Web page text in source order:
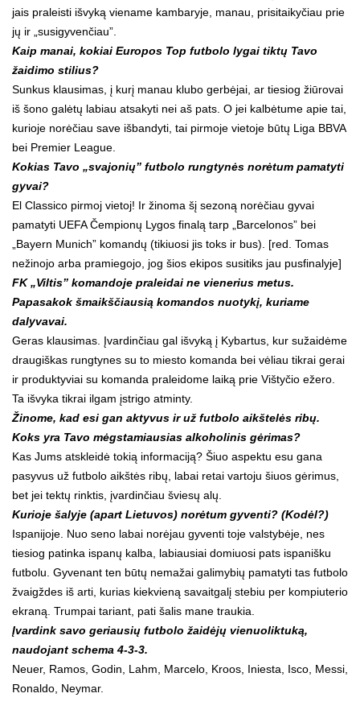
jais praleisti išvyką viename kambaryje, manau, prisitaikyčiau prie
jų ir „susigyvenčiau”.
Kaip manai, kokiai Europos Top futbolo lygai tiktų Tavo
žaidimo stilius?
Sunkus klausimas, į kurį manau klubo gerbėjai, ar tiesiog žiūrovai
iš šono galėtų labiau atsakyti nei aš pats. O jei kalbėtume apie tai,
kurioje norėčiau save išbandyti, tai pirmoje vietoje būtų Liga BBVA
bei Premier League.
Kokias Tavo „svajonių” futbolo rungtynės norėtum pamatyti
gyvai?
El Classico pirmoj vietoj! Ir žinoma šį sezoną norėčiau gyvai
pamatyti UEFA Čempionų Lygos finalą tarp „Barcelonos” bei
„Bayern Munich” komandų (tikiuosi jis toks ir bus). [red. Tomas
nežinojo arba pramiegojo, jog šios ekipos susitiks jau pusfinalyje]
FK „Viltis” komandoje praleidai ne vienerius metus.
Papasakok šmaikščiausią komandos nuotykį, kuriame
dalyvavai.
Geras klausimas. Įvardinčiau gal išvyką į Kybartus, kur sužaidėme
draugiškas rungtynes su to miesto komanda bei vėliau tikrai gerai
ir produktyviai su komanda praleidome laiką prie Vištyčio ežero.
Ta išvyka tikrai ilgam įstrigo atminty.
Žinome, kad esi gan aktyvus ir už futbolo aikštelės ribų.
Koks yra Tavo mėgstamiausias alkoholinis gėrimas?
Kas Jums atskleidė tokią informaciją? Šiuo aspektu esu gana
pasyvus už futbolo aikštės ribų, labai retai vartoju šiuos gėrimus,
bet jei tektų rinktis, įvardinčiau šviesų alų.
Kurioje šalyje (apart Lietuvos) norėtum gyventi? (Kodėl?)
Ispanijoje. Nuo seno labai norėjau gyventi toje valstybėje, nes
tiesiog patinka ispanų kalba, labiausiai domiuosi pats ispanišku
futbolu. Gyvenant ten būtų nemažai galimybių pamatyti tas futbolo
žvaigždes iš arti, kurias kiekvieną savaitgalį stebiu per kompiuterio
ekraną. Trumpai tariant, pati šalis mane traukia.
Įvardink savo geriausių futbolo žaidėjų vienuoliktuką,
naudojant schema 4-3-3.
Neuer, Ramos, Godin, Lahm, Marcelo, Kroos, Iniesta, Isco, Messi,
Ronaldo, Neymar.